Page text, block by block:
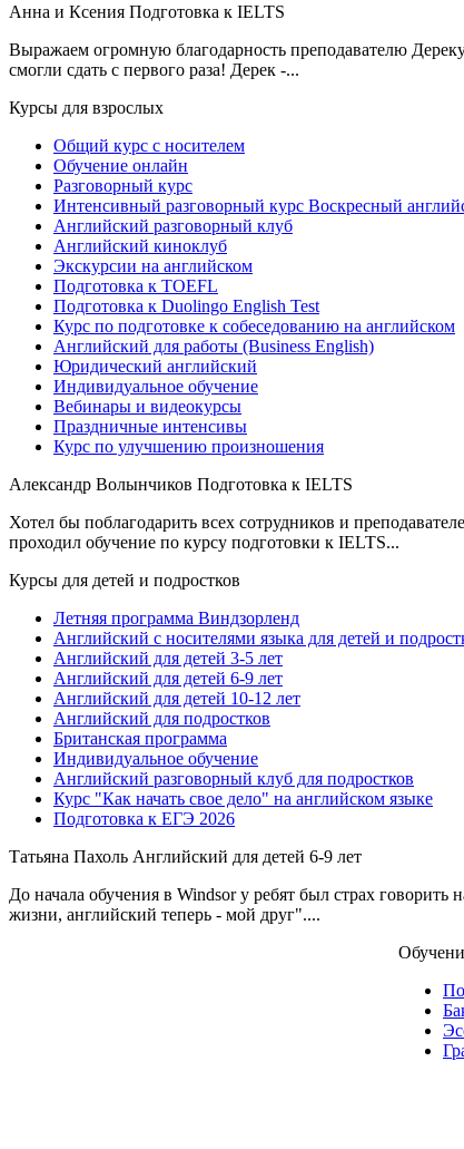
Анна и Ксения Подготовка к IELTS
Выражаем огромную благодарность преподавателю
смогли сдать с первого раза! Дерек -...
Курсы для взрослых
Общий курс с носителем
Обучение онлайн
Разговорный курс
Интенсивный разговорный курс Воскресный
Английский разговорный клуб
Английский киноклуб
Экскурсии на английском
Подготовка к TOEFL
Подготовка к Duolingo English Test
Курс по подготовке к собеседованию на английском
Английский для работы (Business English)
Юридический английский
Индивидуальное обучение
Вебинары и видеокурсы
Праздничные интенсивы
Курс по улучшению произношения
Александр Волынчиков Подготовка к IELTS
Хотел бы поблагодарить всех сотрудников и
проходил обучение по курсу подготовки к IELTS...
Курсы для детей и подростков
Летняя программа Виндзорленд
Английский с носителями языка для детей и
Английский для детей 3-5 лет
Английский для детей 6-9 лет
Английский для детей 10-12 лет
Английский для подростков
Британская программа
Индивидуальное обучение
Английский разговорный клуб для подростков
Курс "Как начать свое дело" на английском языке
Подготовка к ЕГЭ 2026
Татьяна Пахоль Английский для детей 6-9 лет
До начала обучения в Windsor у ребят был страх
жизни, английский теперь - мой друг"....